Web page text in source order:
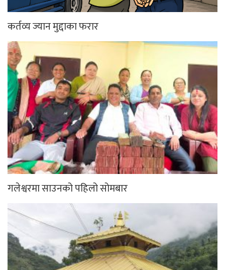
कर्तव्य ज्यान मुद्दाका फरार
गलेश्वरमा साउनको पहिलो सोमबार